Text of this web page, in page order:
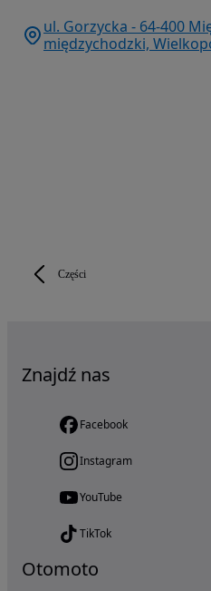
Części
ul. Gorzycka - 64-400
międzychodzki,
Znajdź nas
Facebook
Instagram
YouTube
TikTok
Otomoto